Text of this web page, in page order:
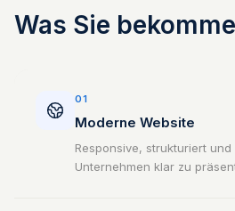
Was Sie
01
Moderne Website
Responsive, strukturiert
Unternehmen klar zu